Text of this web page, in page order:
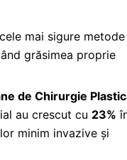
mai sigure metode
grăsimea proprie
de Chirurgie
au crescut cu 23%
minim invazive și